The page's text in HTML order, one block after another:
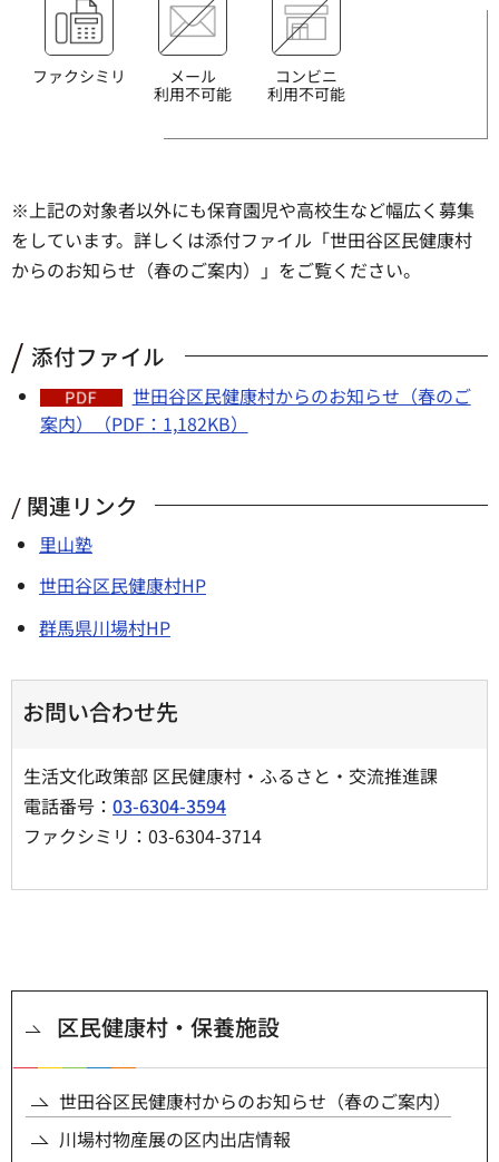
ファクシミリ
メール
利用不可能
コンビニ
利用不可能
※上記の対象者以外にも保育園児や高校生など幅広く募集
をしています。詳しくは添付ファイル「世田谷区民健康村
からのお知らせ（春のご案内）」をご覧ください。
添付ファイル
世田谷区民健康村からのお知らせ（春のご
案内）（PDF：1,182KB）
関連リンク
里山塾
世田谷区民健康村HP
群馬県川場村HP
お問い合わせ先
生活文化政策部 区民健康村・ふるさと・交流推進課
電話番号： 03-6304-3594
ファクシミリ：03-6304-3714
区民健康村・保養施設
世田谷区民健康村からのお知らせ（春のご案内）
川場村物産展の区内出店情報